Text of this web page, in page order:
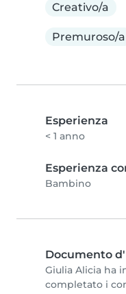
Creativo/a
Premuroso/a
Esperienza
< 1 anno
Esperienza
Bambino
Documento
Giulia Alicia ha
completato i